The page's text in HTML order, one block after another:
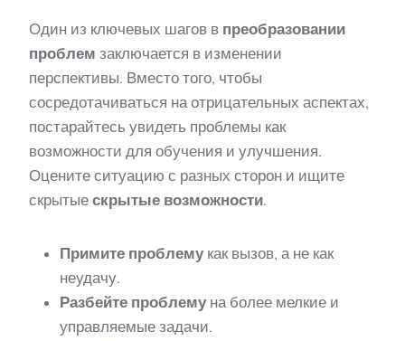
Один из ключевых шагов в преобразовании
проблем заключается в изменении
перспективы. Вместо того, чтобы
сосредотачиваться на отрицательных аспектах,
постарайтесь увидеть проблемы как
возможности для обучения и улучшения.
Оцените ситуацию с разных сторон и ищите
скрытые скрытые возможности.
Примите проблемукак вызов, а не как
неудачу.
Разбейте проблемуна более мелкие и
управляемые задачи.